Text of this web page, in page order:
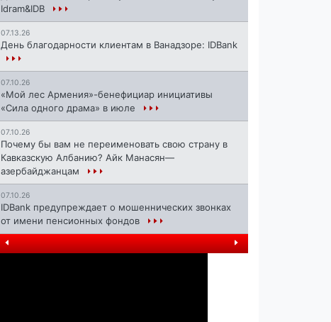
Idram&IDB
07.13.26
День благодарности клиентам в Ванадзоре: IDBank
07.10.26
«Мой лес Армения»-бенефициар инициативы
«Сила одного драма» в июле
07.10.26
Почему бы вам не переименовать свою страну в
Кавказскую Албанию? Айк Манасян—
азербайджанцам
07.10.26
IDBank предупреждает о мошеннических звонках
от имени пенсионных фондов